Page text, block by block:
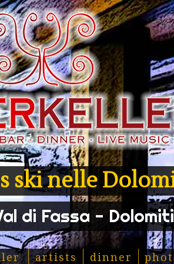
ski nelle
di Fassa - Dolomiti
artists dinner